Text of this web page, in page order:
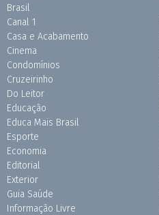
Brasil
Canal 1
Casa e Acabamento
Cinema
Condomínios
Cruzeirinho
Do Leitor
Educação
Educa Mais Brasil
Esporte
Economia
Editorial
Exterior
Guia Saúde
Informação Livre